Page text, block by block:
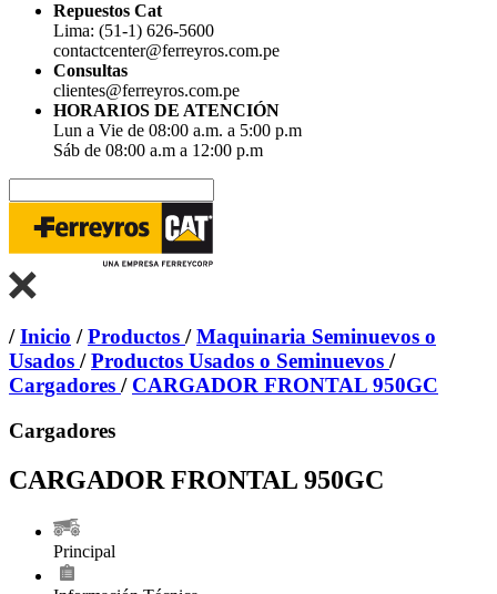
Repuestos Cat
Lima: (51-1) 626-5600
contactcenter@ferreyros.com.pe
Consultas
clientes@ferreyros.com.pe
HORARIOS DE ATENCIÓN
Lun a Vie de 08:00 a.m. a 5:00 p.m
Sáb de 08:00 a.m a 12:00 p.m
/Inicio /Productos /Maquinaria Seminuevos o
Usados /Productos Usados o Seminuevos /
Cargadores / CARGADOR FRONTAL 950GC
Cargadores
CARGADOR FRONTAL 950GC
Principal